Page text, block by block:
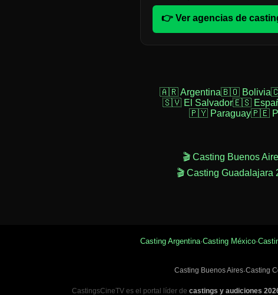
👉 Ver agencias de
🇦🇷 Argentina🇧🇴 Bolivia
🇸🇻 El Salvador🇪🇸
🇵🇾 Paraguay🇵🇪
🎬 Casting Buenos
🎬 Casting Guadalajara
Casting Argentina·Casting México·
Casting Buenos Aires·Casting
CastingsCineTV es el portal líder de castings y audiciones